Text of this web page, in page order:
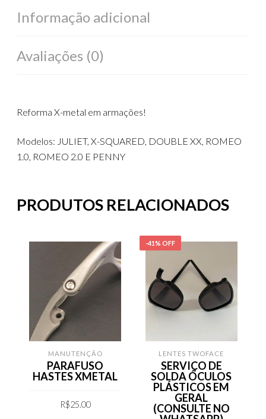
Informação adicional
Avaliações (0)
Reforma X-metal em armações!
Modelos: JULIET, X-SQUARED, DOUBLE XX, ROMEO
1.0, ROMEO 2.0 E PENNY
PRODUTOS RELACIONADOS
MANUTENÇÃO
PARAFUSO
HASTES XMETAL
R$25.00
-41% OFF
LENTES TWOFACE
SERVIÇO DE
SOLDA ÓCULOS
PLÁSTICOS EM
GERAL
(CONSULTE NO